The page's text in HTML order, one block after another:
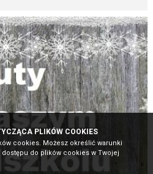
PLIKÓW COOKIES
cookies. Możesz określić warunki
do plików cookies w Twojej